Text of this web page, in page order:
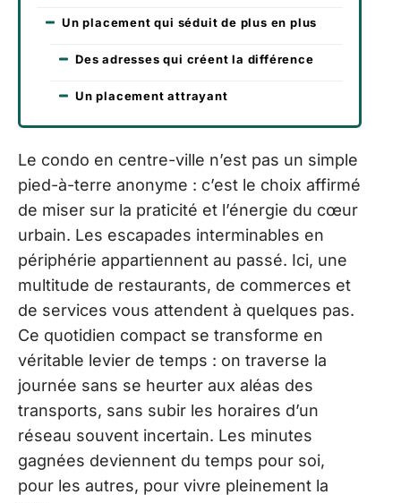
Un placement qui séduit de plus en plus
Des adresses qui créent la différence
Un placement attrayant
Le condo en centre-ville n’est pas un simple
pied-à-terre anonyme : c’est le choix affirmé
de miser sur la praticité et l’énergie du cœur
urbain. Les escapades interminables en
périphérie appartiennent au passé. Ici, une
multitude de restaurants, de commerces et
de services vous attendent à quelques pas.
Ce quotidien compact se transforme en
véritable levier de temps : on traverse la
journée sans se heurter aux aléas des
transports, sans subir les horaires d’un
réseau souvent incertain. Les minutes
gagnées deviennent du temps pour soi,
pour les autres, pour vivre pleinement la